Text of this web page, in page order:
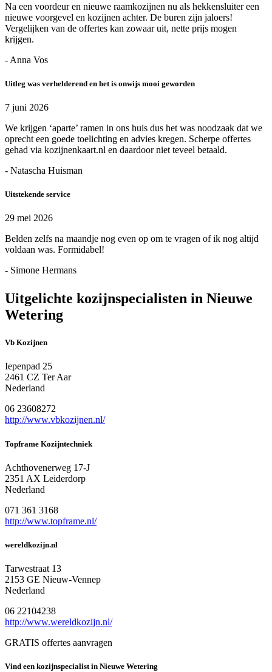
Na een voordeur en nieuwe raamkozijnen nu als hekkensluiter een
nieuwe voorgevel en kozijnen achter. De buren zijn jaloers!
Vergelijken van de offertes kan zowaar uit, nette prijs mogen
krijgen.
- Anna Vos
Uitleg was verhelderend en het is onwijs mooi geworden
7 juni 2026
We krijgen ‘aparte’ ramen in ons huis dus het was noodzaak dat we
oprecht een goede toelichting en advies kregen. Scherpe offertes
gehad via kozijnenkaart.nl en daardoor niet teveel betaald.
- Natascha Huisman
Uitstekende service
29 mei 2026
Belden zelfs na maandje nog even op om te vragen of ik nog altijd
voldaan was. Formidabel!
- Simone Hermans
Uitgelichte kozijnspecialisten in Nieuwe
Wetering
Vb Kozijnen
Iepenpad 25
2461 CZ Ter Aar
Nederland
06 23608272
http://www.vbkozijnen.nl/
Topframe Kozijntechniek
Achthovenerweg 17-J
2351 AX Leiderdorp
Nederland
071 361 3168
http://www.topframe.nl/
wereldkozijn.nl
Tarwestraat 13
2153 GE Nieuw-Vennep
Nederland
06 22104238
http://www.wereldkozijn.nl/
GRATIS offertes aanvragen
Vind een kozijnspecialist in Nieuwe Wetering